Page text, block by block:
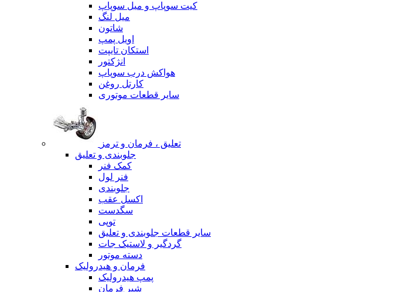
کیت سوپاپ و میل سوپاپ
میل لنگ
شاتون
اویل پمپ
استکان تایپت
انژکتور
هواکش درب سوپاپ
کارتل روغن
سایر قطعات موتوری
تعلیق ، فرمان و ترمز
جلوبندی و تعلیق
کمک فنر
فنر لول
جلوبندی
اکسل عقب
سگدست
توپی
سایر قطعات جلوبندی و تعلیق
گردگیر و لاستیک جات
دسته موتور
فرمان و هیدرولیک
پمپ هیدرولیک
شیر فرمان